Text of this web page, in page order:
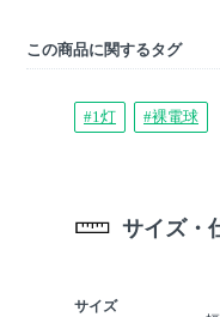
この商品に関するタグ
#1灯 #裸電球
サイズ・
サイズ